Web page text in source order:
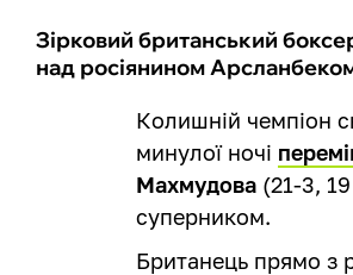
Зірковий британський
над росіянином
Колишній чемпіон
минулої ночі
Махмудова (21-3,
суперником.
Британець прямо з